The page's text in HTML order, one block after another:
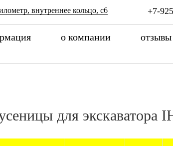
внутреннее кольцо, с6 +7-
о компании отзывы
для экскаватора